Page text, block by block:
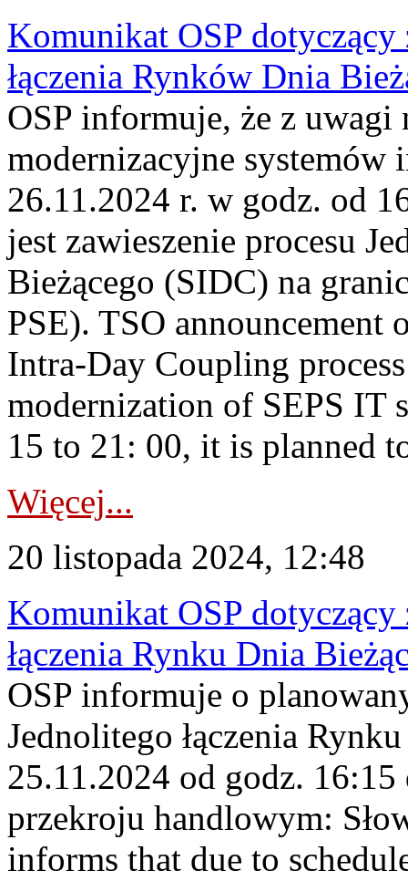
Komunikat OSP dotyczący
łączenia Rynków Dnia
OSP informuje, że z uwagi
modernizacyjne systemów
26.11.2024 r. w godz. od
jest zawieszenie procesu
Bieżącego (SIDC) na
PSE). TSO announcement
Intra-Day Coupling
modernization of SEPS IT
15 to 21: 00, it is planned
Więcej...
20 listopada 2024, 12:48
Komunikat OSP dotyczący
łączenia Rynku Dnia
OSP informuje o
Jednolitego łączenia
25.11.2024 od godz.
przekroju handlowym:
informs that due to